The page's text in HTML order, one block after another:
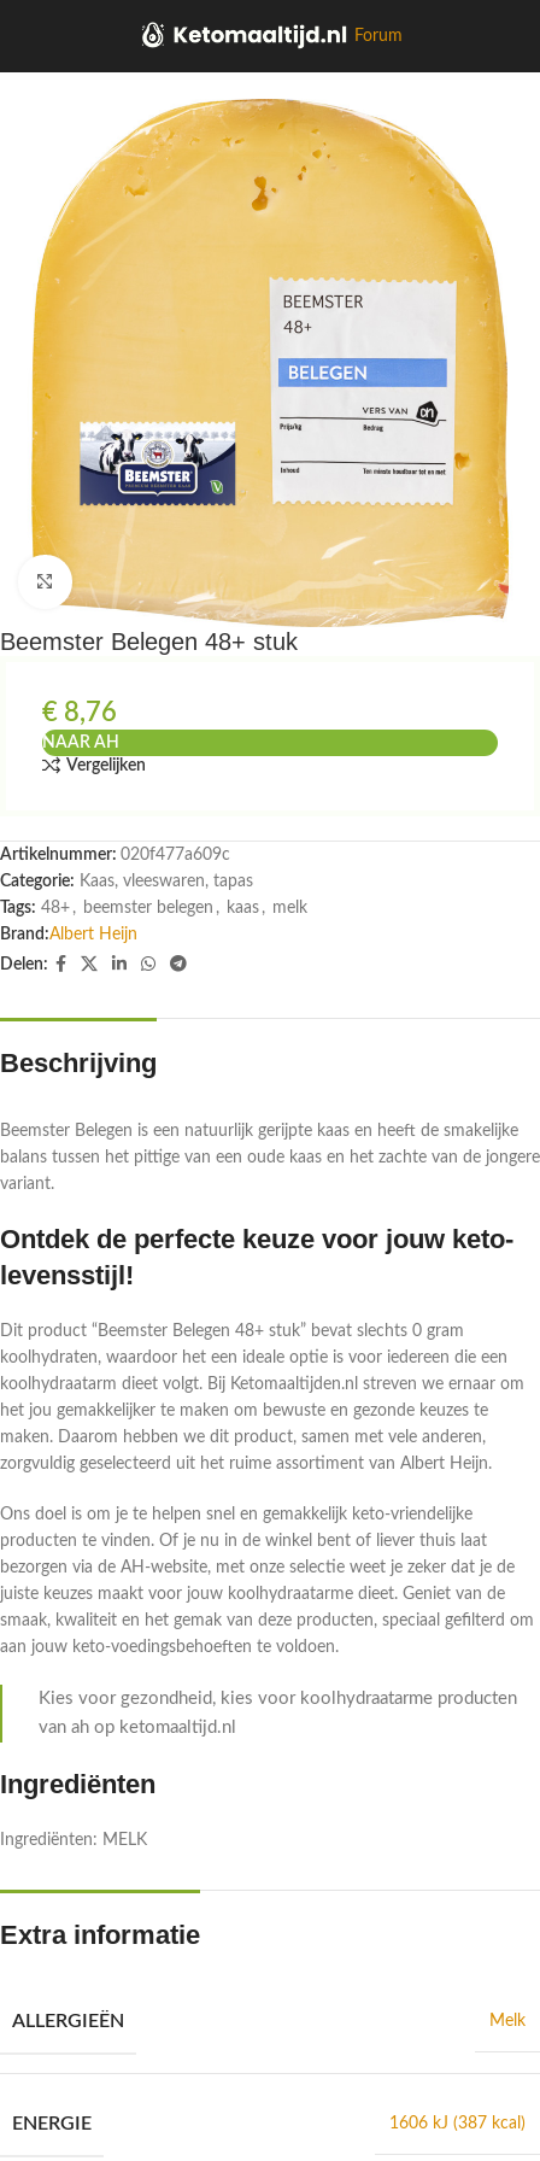
Forum
Klik om te vergroten
Beemster Belegen 48+ stuk
€ 8,76
NAAR AH
Vergelijken
Artikelnummer: 020f477a609c
Categorie: Kaas, vleeswaren, tapas
Tags: 48+ , beemster belegen , kaas , melk
Brand:Albert Heijn
Delen:
Beschrijving
Beemster Belegen is een natuurlijk gerijpte kaas en heeft de smakelijke
balans tussen het pittige van een oude kaas en het zachte van de jongere
variant.
Ontdek de perfecte keuze voor jouw keto-
levensstijl!
Dit product “Beemster Belegen 48+ stuk” bevat slechts 0 gram
koolhydraten, waardoor het een ideale optie is voor iedereen die een
koolhydraatarm dieet volgt. Bij Ketomaaltijden.nl streven we ernaar om
het jou gemakkelijker te maken om bewuste en gezonde keuzes te
maken. Daarom hebben we dit product, samen met vele anderen,
zorgvuldig geselecteerd uit het ruime assortiment van Albert Heijn.
Ons doel is om je te helpen snel en gemakkelijk keto-vriendelijke
producten te vinden. Of je nu in de winkel bent of liever thuis laat
bezorgen via de AH-website, met onze selectie weet je zeker dat je de
juiste keuzes maakt voor jouw koolhydraatarme dieet. Geniet van de
smaak, kwaliteit en het gemak van deze producten, speciaal gefilterd om
aan jouw keto-voedingsbehoeften te voldoen.
Kies voor gezondheid, kies voor koolhydraatarme producten
van ah op ketomaaltijd.nl
Ingrediënten
Ingrediënten: MELK
Extra informatie
ALLERGIEËN Melk
ENERGIE 1606 kJ (387 kcal)